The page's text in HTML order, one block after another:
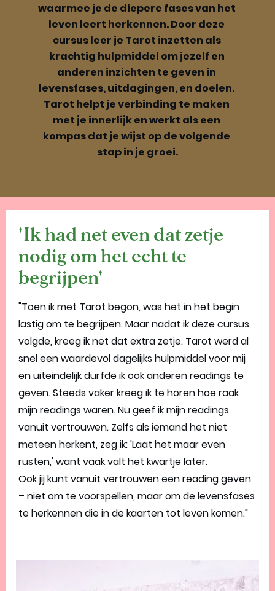
waarmee je de diepere fases van het
leven leert herkennen. Door deze
cursus leer je Tarot inzetten als
krachtig hulpmiddel om jezelf en
anderen inzichten te geven in
levensfases, uitdagingen, en doelen.
Tarot helpt je verbinding te maken
met je innerlijk en werkt als een
kompas dat je wijst op de volgende
stap in je groei.
'Ik had net even dat zetje
nodig om het echt te
begrijpen'
"Toen ik met Tarot begon, was het in het begin
lastig om te begrijpen. Maar nadat ik deze cursus
volgde, kreeg ik net dat extra zetje. Tarot werd al
snel een waardevol dagelijks hulpmiddel voor mij
en uiteindelijk durfde ik ook anderen readings te
geven. Steeds vaker kreeg ik te horen hoe raak
mijn readings waren. Nu geef ik mijn readings
vanuit vertrouwen. Zelfs als iemand het niet
meteen herkent, zeg ik: 'Laat het maar even
rusten,' want vaak valt het kwartje later.
Ook jij kunt vanuit vertrouwen een reading geven
– niet om te voorspellen, maar om de levensfases
te herkennen die in de kaarten tot leven komen."